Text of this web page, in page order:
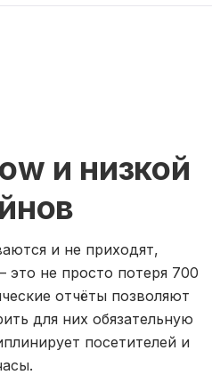
и низкой
и не приходят,
не просто потеря 700
отчёты позволяют
для них обязательную
посетителей и